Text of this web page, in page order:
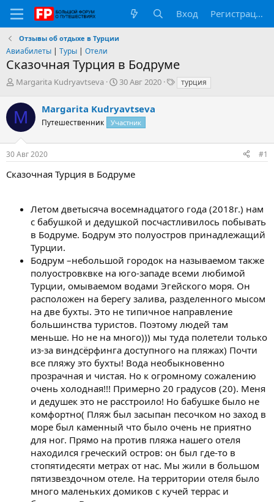
Вход Регистрация
Отзывы об отдыхе в Турции
Авиабилеты | Туры | Отели
Сказочная Турция в Бодруме
А
т
о
р
е
м
Margarita Kudryavtseva
Д
а
н
ч
а
30 Авг 2020
Ттурция
M Margarita Kudryavtseva
Путешественник Участник
30 Авг 2020 #1
Сказочная Турция в Бодруме
Летом дветысяча восемнадцатого года (2018г.) нам
с бабушкой и дедушкой посчастливилось побывать
в Бодруме. Бодрум это полуостров принадлежащий
Турции.
Бодрум –небольшой городок на называемом также
полуостровквке на юго-западе всеми любимой
Турции, омываемом водами Эгейского моря. Он
расположен на берегу залива, разделенного мысом
на две бухты. Это не типичное направление
большинства туристов. Поэтому людей там
меньше. Но не на много))) мы туда полетели только
из-за виндсёрфинга доступного на пляжах) Почти
все пляжу это бухты! Вода необыкновенно
прозрачная и чистая. Но к огромному сожалению
очень холодная!!! Примерно 20 градусов (20). Меня
и дедушек это не расстроило! Но бабушке было не
комфортно( Пляж был засыпан песочком но заход в
море был каменный что было очень не приятно
для ног. Прямо на против пляжа нашего отеля
находился греческий остров: он был где-то в
стопятидесяти метрах от нас. Мы жили в большом
пятизвездочном отеле. На территории отеля было
много маленьких домиков с кучей террас и